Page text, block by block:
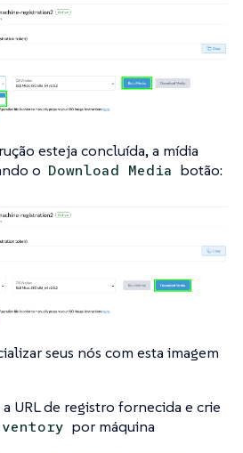
esteja concluída, a mídia
o Download Media botão:
seus nós com esta imagem
URL de registro fornecida e crie
por máquina